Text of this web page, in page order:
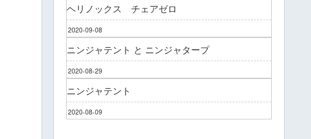
ヘリノックス チェアゼロ
2020-09-08
ニンジャテント と ニンジャタープ
2020-08-29
ニンジャテント
2020-08-09